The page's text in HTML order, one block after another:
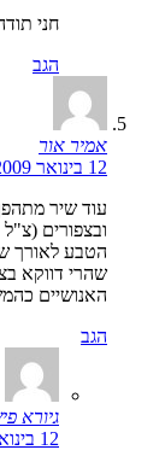
חני
הגב
אמיר אור
12 בינואר 2009 ב 0:21
עוד שיר
ובצפורים
הטבע לאורך
שהרי דווקא
האנושיים
הגב
גיורא
12 בינואר 2009 ב 4:46